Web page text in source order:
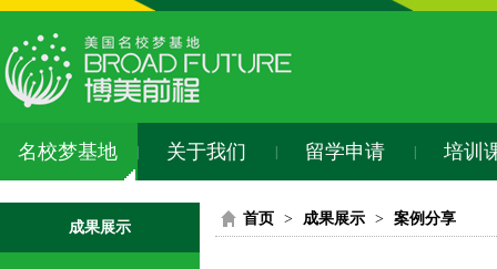
名校梦基地 关于我们 留学申请 培训
成果展示
首页 > 成果展示 > 案例分享